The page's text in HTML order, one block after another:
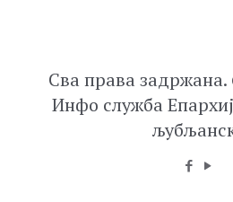
Сва права задржана.
Инфо служба